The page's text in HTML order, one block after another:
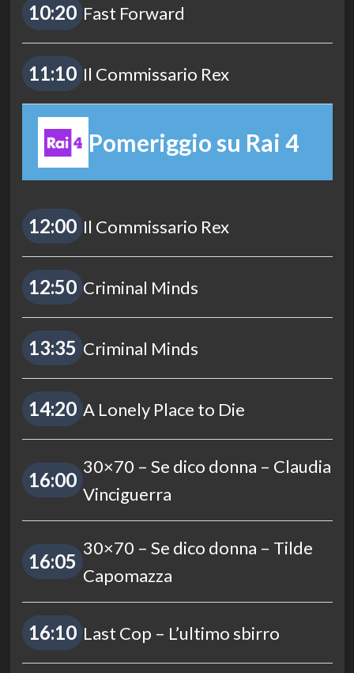
10:20 Fast Forward
11:10 Il Commissario Rex
Pomeriggio su Rai 4
12:00 Il Commissario Rex
12:50 Criminal Minds
13:35 Criminal Minds
14:20 A Lonely Place to Die
16:00
30×70 – Se dico donna – Claudia
Vinciguerra
16:05
30×70 – Se dico donna – Tilde
Capomazza
16:10 Last Cop – L’ultimo sbirro